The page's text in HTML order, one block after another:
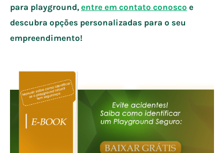
para playground, entre em contato conosco e
descubra opções personalizadas para o seu
empreendimento!